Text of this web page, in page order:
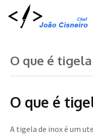
O que é
O que é
A tigela de inox é um